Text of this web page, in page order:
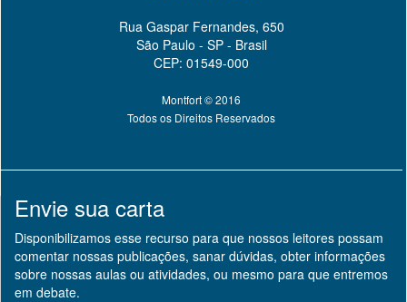
Rua Gaspar Fernandes, 650
São Paulo - SP - Brasil
CEP: 01549-000
Montfort © 2016
Todos os Direitos Reservados
Envie sua carta
Disponibilizamos esse recurso para que nossos leitores possam
comentar nossas publicações, sanar dúvidas, obter informações
sobre nossas aulas ou atividades, ou mesmo para que entremos
em debate.